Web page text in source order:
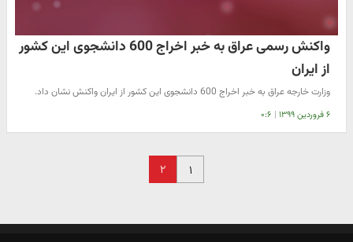
واکنش رسمی عراق به خبر اخراج 600 دانشجوی این کشور
از ایران
وزارت خارجه عراق به خبر اخراج 600 دانشجوی این کشور از ایران واکنش نشان داد.
۶ فروردین ۱۳۹۹ | ۰:۶
۱ ۲